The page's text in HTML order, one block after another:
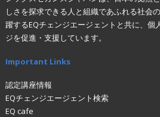
しさを探求できる人と組織であふれる社会
躍するEQチェンジエージェントと共に、個
ジを促進・支援しています。
Important Links
認定講座情報
EQチェンジエージェント検索
EQ cafe